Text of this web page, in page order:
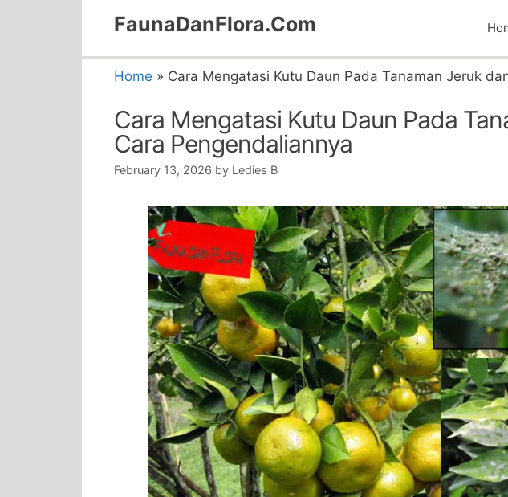
FaunaDanFlora.Com
Home » Cara Mengatasi Kutu Daun Pada Tanaman Jeruk
Cara Mengatasi Kutu Daun Pada
Cara Pengendaliannya
February 13, 2026 by Ledies B